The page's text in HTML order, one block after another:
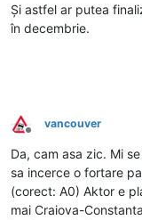
Și astfel ar putea
în decembrie.
Deconectat
vancouver
Da, cam asa zic. Mi
sa incerce o fortare
(corect: A0) Aktor e
mai Craiova-